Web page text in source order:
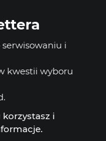
i
kwestii wyboru
i